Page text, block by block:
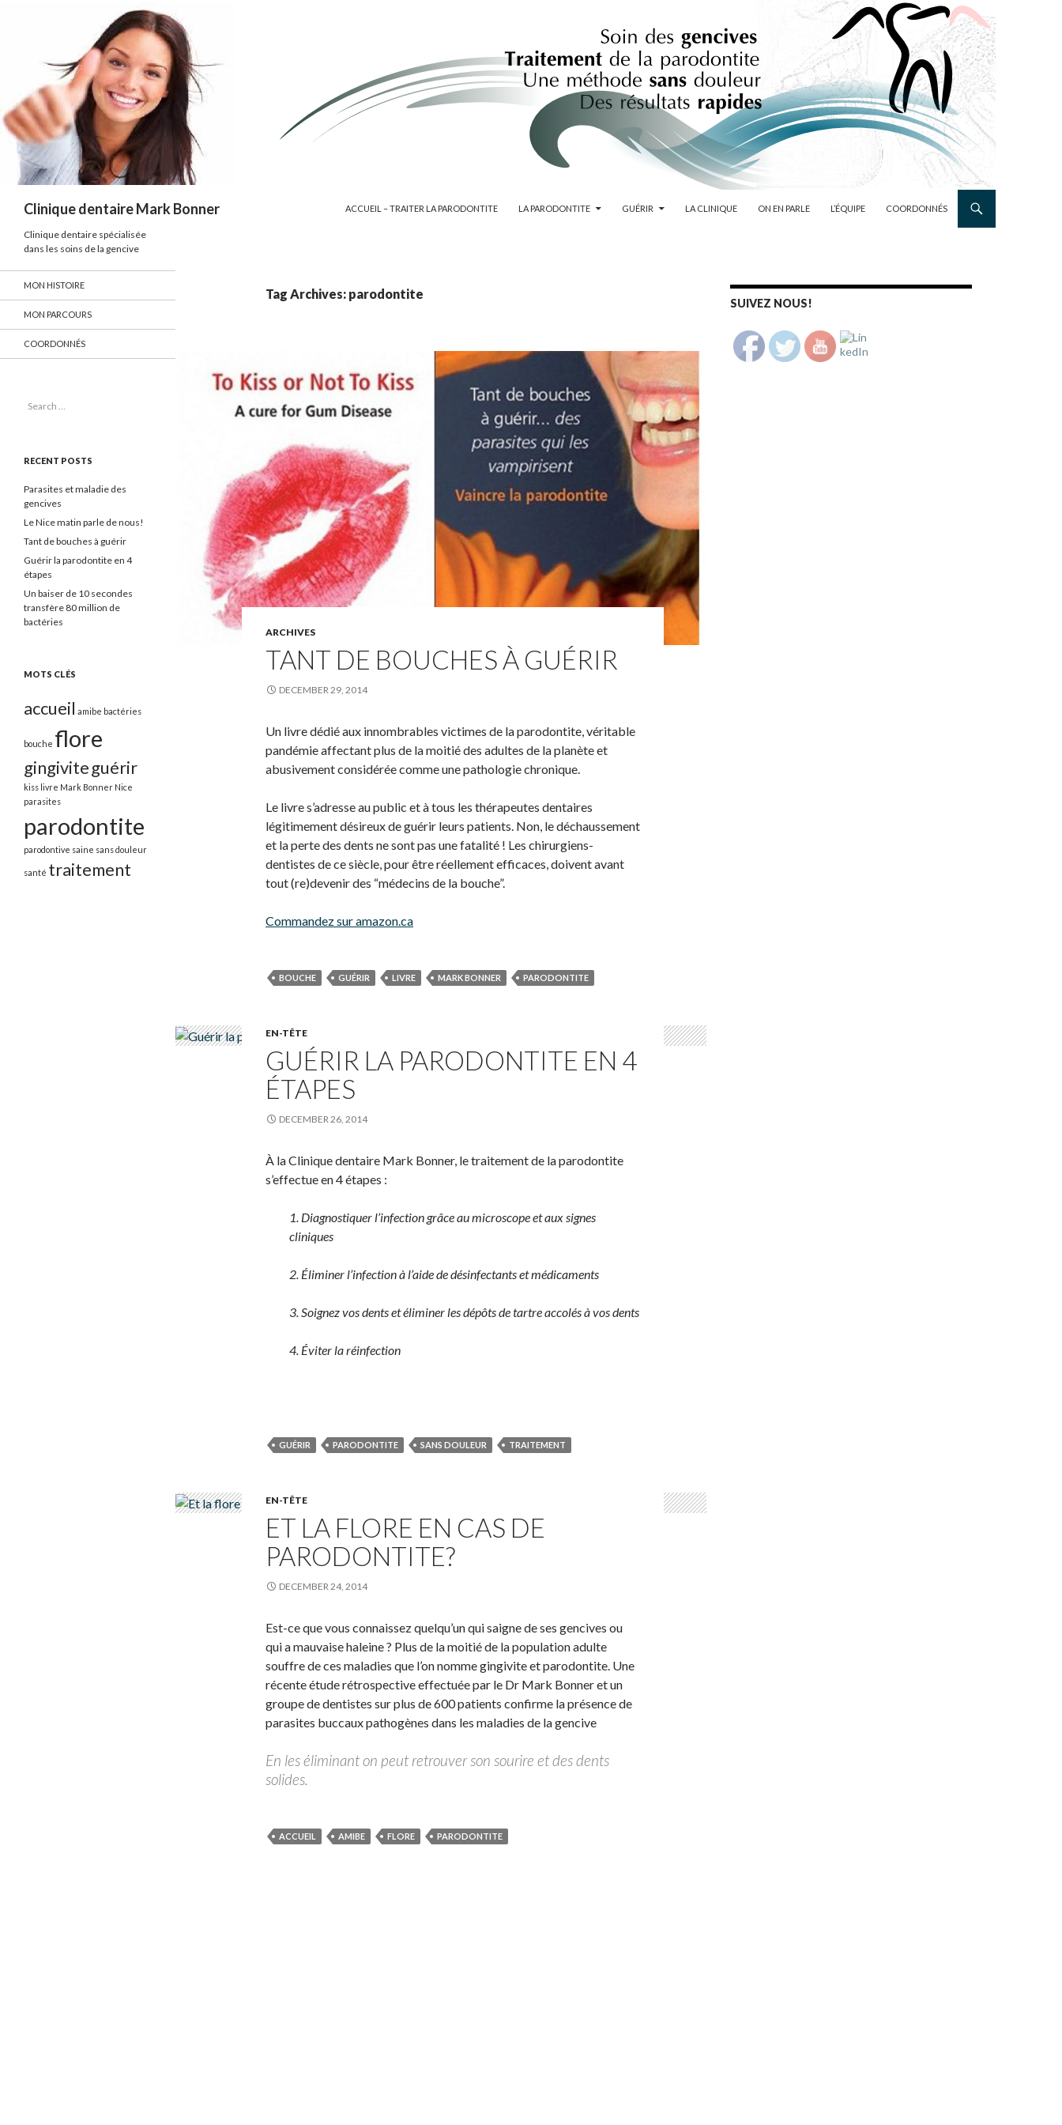
Clinique dentaire Mark Bonner
ACCUEIL – TRAITER LA PARODONTITE
LA PARODONTITE GUÉRIR LA CLINIQUE ON EN PARLE L’ÉQUIPE COORDONNÉS
Tag Archives: parodontite
ARCHIVES
TANT DE BOUCHES À GUÉRIR
DECEMBER 29, 2014
Un livre dédié aux innombrables victimes de la parodontite, véritable
pandémie affectant plus de la moitié des adultes de la planète et
abusivement considérée comme une pathologie chronique.
Le livre s’adresse au public et à tous les thérapeutes dentaires
légitimement désireux de guérir leurs patients. Non, le déchaussement
et la perte des dents ne sont pas une fatalité ! Les chirurgiens-
dentistes de ce siècle, pour être réellement efficaces, doivent avant
tout (re)devenir des “médecins de la bouche”.
Commandez sur amazon.ca
BOUCHE GUÉRIR LIVRE MARK BONNER PARODONTITE
EN-TÊTE
GUÉRIR LA PARODONTITE EN 4
ÉTAPES
DECEMBER 26, 2014
À la Clinique dentaire Mark Bonner, le traitement de la parodontite
s’effectue en 4 étapes :
1. Diagnostiquer l’infection grâce au microscope et aux signes
cliniques
2. Éliminer l’infection à l’aide de désinfectants et médicaments
3. Soignez vos dents et éliminer les dépôts de tartre accolés à vos dents
4. Éviter la réinfection
GUÉRIR PARODONTITE SANS DOULEUR TRAITEMENT
EN-TÊTE
ET LA FLORE EN CAS DE
PARODONTITE?
DECEMBER 24, 2014
Est-ce que vous connaissez quelqu’un qui saigne de ses gencives ou
qui a mauvaise haleine ? Plus de la moitié de la population adulte
souffre de ces maladies que l’on nomme gingivite et parodontite. Une
récente étude rétrospective effectuée par le Dr Mark Bonner et un
groupe de dentistes sur plus de 600 patients confirme la présence de
parasites buccaux pathogènes dans les maladies de la gencive
En les éliminant on peut retrouver son sourire et des dents
solides.
ACCUEIL AMIBE FLORE PARODONTITE
SUIVEZ NOUS!
Clinique dentaire spécialisée
dans les soins de la gencive
MON HISTOIRE
MON PARCOURS
COORDONNÉS
Search for:
RECENT POSTS
Parasites et maladie des
gencives
Le Nice matin parle de nous!
Tant de bouches à guérir
Guérir la parodontite en 4
étapes
Un baiser de 10 secondes
transfère 80 million de
bactéries
MOTS CLÉS
accueil amibe bactéries
bouche flore
gingiviteguérir
kiss livre Mark Bonner Nice
parasites
parodontite
parodontive saine sans douleur
santé traitement